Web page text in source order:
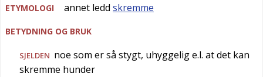
ETYMOLOGI
annet ledd skremme
BETYDNING OG BRUK
SJELDEN noe som er så stygt, uhyggelig e.l. at det kan
skremme hunder